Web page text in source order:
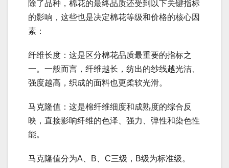
除了品种，棉花的最终品质还受到以下关键指标
的影响，这些也是决定棉花等级和价格的核心因
素：
纤维长度：这是区分棉花品质最重要的指标之
一。一般而言，纤维越长，纺出的纱线越光洁、
强度越高，织成的面料也更柔软光滑。
马克隆值：这是棉纤维细度和成熟度的综合反
映，直接影响纤维的色泽、强力、弹性和染色性
能。
马克隆值分为A、B、C三级，B级为标准级。